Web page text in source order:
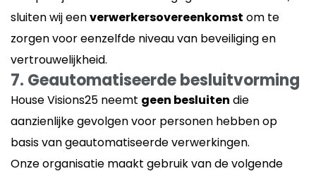
sluiten wij eenverwerkersovereenkomst om te
zorgen voor eenzelfde niveau van beveiliging en
vertrouwelijkheid.
7. Geautomatiseerde besluitvorming
House Visions25 neemt geen besluiten die
aanzienlijke gevolgen voor personen hebben op
basis van geautomatiseerde verwerkingen.
Onze organisatie maakt gebruik van de volgende